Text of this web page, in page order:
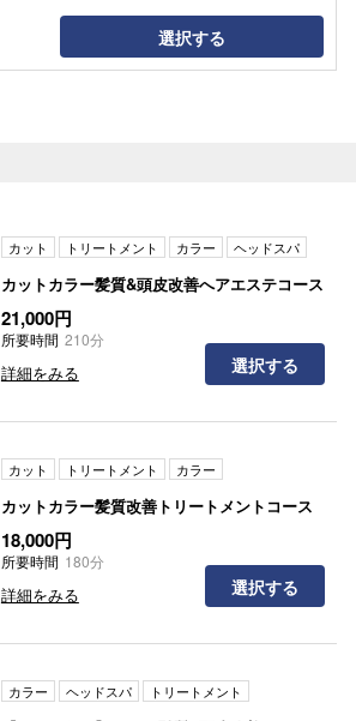
選択する
カット トリートメント カラー ヘッドスパ
カットカラー髪質&頭皮改善へアエステコース
21,000円
所要時間 210分
詳細をみる 選択する
カット トリートメント カラー
カットカラー髪質改善トリートメントコース
18,000円
所要時間 180分
詳細をみる 選択する
カラー ヘッドスパ トリートメント